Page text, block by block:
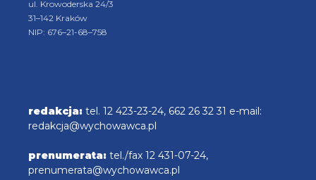
ul. Krowoderska 24/3
31–142 Kraków
NIP: 676–21-68–758
redakcja: tel. 12 423-23-24, 662 26 32 31 e-mail:
redakcja@wychowawca.pl
prenumerata: tel./fax 12 431-07-24,
prenumerata@wychowawca.pl